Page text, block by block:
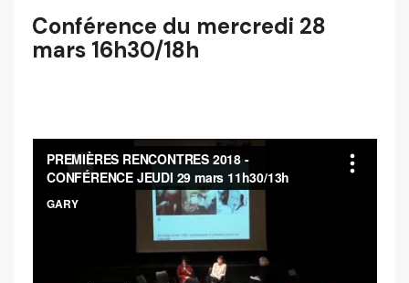
Conférence du mercredi 28
mars 16h30/18h